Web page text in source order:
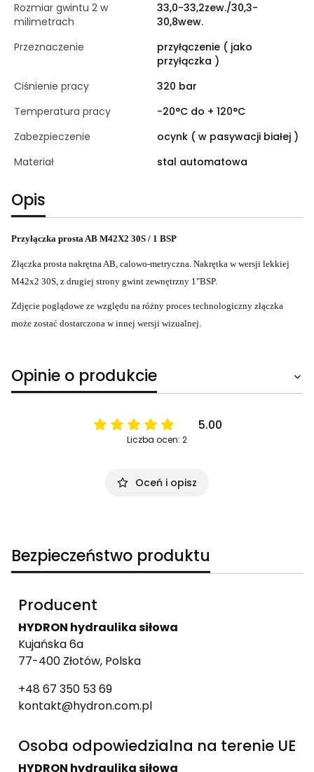
Rozmiar gwintu 2 w
milimetrach
33,0-33,2zew./30,3-
30,8wew.
Przeznaczenie
przyłączenie ( jako
przyłączka )
Ciśnienie pracy
320 bar
Temperatura pracy
-20°C do + 120°C
Zabezpieczenie
ocynk ( w pasywacji białej )
Materiał
stal automatowa
Opis
Przyłączka prosta AB M42X2 30S / 1 BSP
Złączka prosta nakrętna AB, calowo-metryczna. Nakrętka w wersji lekkiej
M42x2 30S, z drugiej strony gwint zewnętrzny 1"BSP.
Zdjęcie poglądowe ze względu na różny proces technologiczny złączka
może zostać dostarczona w innej wersji wizualnej.
Opinie o produkcie
5.00
Liczba ocen: 2
Oceń i opisz
Bezpieczeństwo produktu
Producent
HYDRON hydraulika siłowa
Kujańska 6a
77-400 Złotów, Polska
+48 67 350 53 69
kontakt@hydron.com.pl
Osoba odpowiedzialna na terenie UE
HYDRON hydraulika siłowa